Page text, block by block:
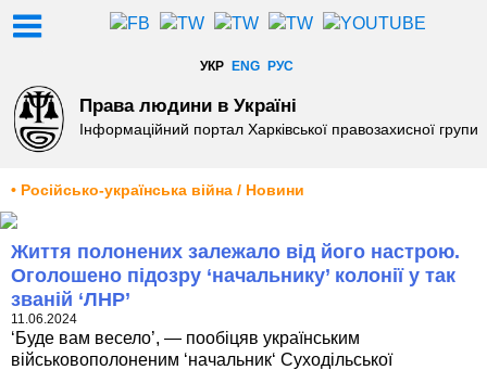
УКР ENG РУС
Права людини в Україні
Інформаційний портал Харківської правозахисної групи
• Російсько-українська війна / Новини
Життя полонених залежало від його настрою.
Оголошено підозру ‘начальнику’ колонії у так
званій ‘ЛНР’
11.06.2024
‘Буде вам весело’, — пообіцяв українським
військовополоненим ‘начальник‘ Суходільської